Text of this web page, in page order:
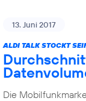
13. Juni 2017
ALDI TALK STOCKT
Die